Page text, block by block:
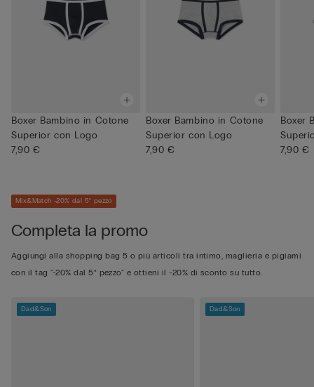
Boxer Bambino in Cotone
Superior con Logo
7,90 €
Boxer Bambino in Cotone
Superior con Logo
7,90 €
Boxer
7,90 €
Mix&Match -20% dal 5° pezzo
Completa la promo
Aggiungi alla shopping bag 5 o più articoli tra intimo, maglieria e pigiami
con il tag "-20% dal 5° pezzo" e ottieni il -20% di sconto su tutto.
Dad&Son Dad&Son